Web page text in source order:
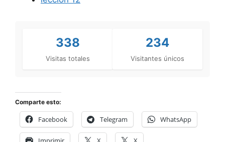
338
Visitas totales
234
Visitantes únicos
Comparte esto:
Facebook Telegram WhatsApp